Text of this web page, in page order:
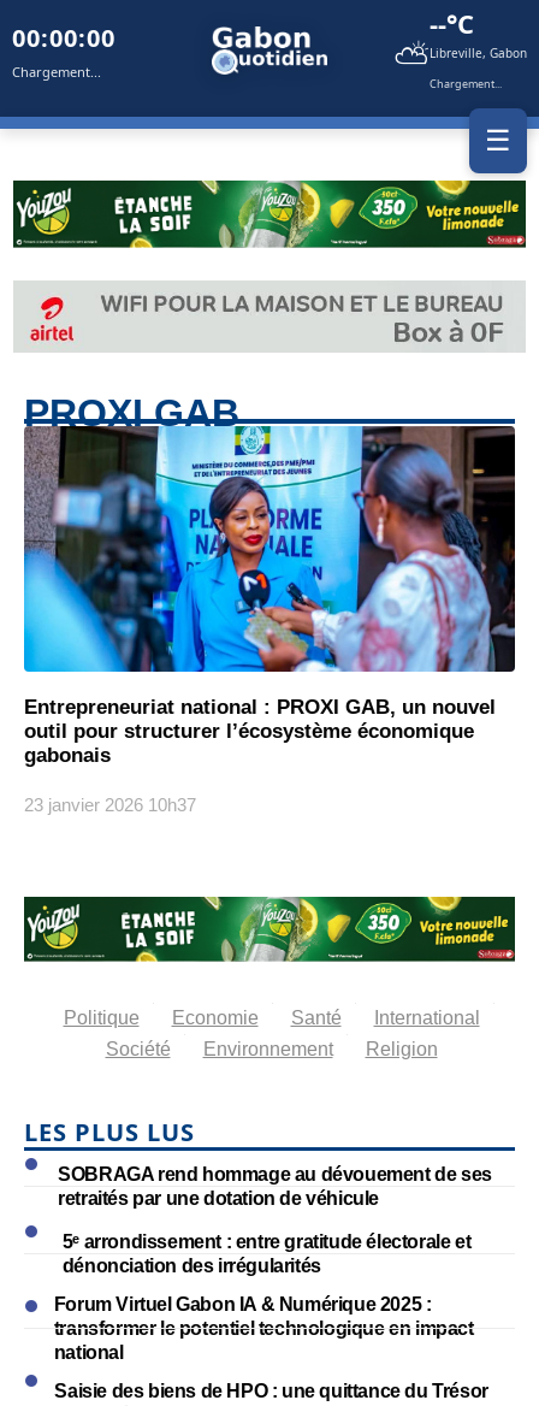
00:00:00
Chargement... ⛅
--°C
Libreville, Gabon
Chargement...
☰
PROXI GAB
Entrepreneuriat national : PROXI GAB, un nouvel
outil pour structurer l’écosystème économique
gabonais
23 janvier 2026 10h37
Politique Economie Santé
International
Société
Environnement Religion
LES PLUS LUS
SOBRAGA rend hommage au dévouement de ses
retraités par une dotation de véhicule
5ᵉ arrondissement : entre gratitude électorale et
dénonciation des irrégularités
Forum Virtuel Gabon IA & Numérique 2025 :
transformer le potentiel technologique en impact
national
Saisie des biens de HPO : une quittance du Trésor